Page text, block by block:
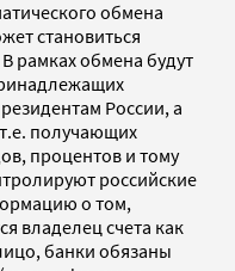
обмена
становиться
рамках обмена будут
России, а
получающих
процентов и тому
российские
о том,
владелец счета как
банки обязаны